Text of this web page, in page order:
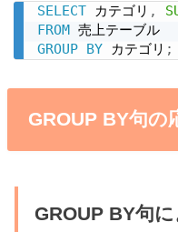
SELECT カテゴリ ,
FROM
売上テーブル
GROUP
BY カテゴリ ;
GROUP BY句の
GROUP BY句